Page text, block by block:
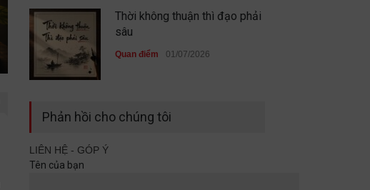
Thời không thuận thì đạo phải
sâu
Quan điểm 01/07/2026
Sau cùng, mình đã không đi
cùng nhau
Phản hồi cho chúng tôi
LIÊN HỆ - GÓP Ý
Tên của bạn